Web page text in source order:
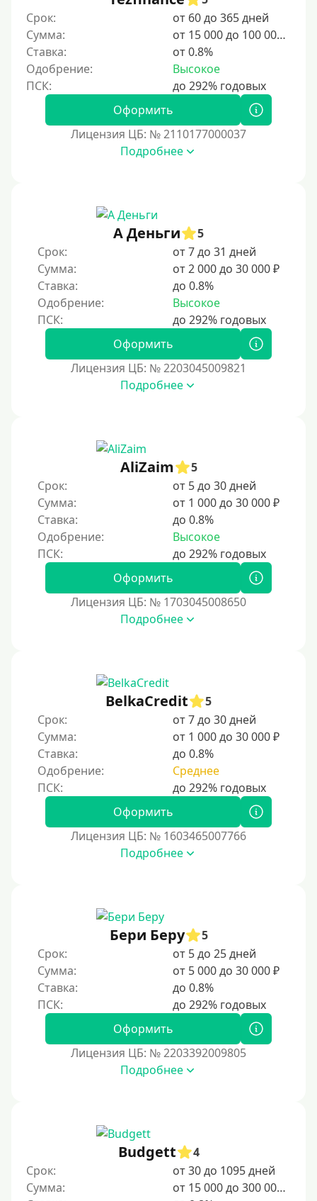
Срок:
от 60 до 365 дней
Сумма:
от 15 000 до 100 000 ₽
Ставка:
от 0.8%
Одобрение:
Высокое
Оформить
Лицензия ЦБ: № 2110177000037
Подробнее
А Деньги
5
Срок:
от 7 до 31 дней
Сумма:
от 2 000 до 30 000 ₽
Ставка:
до 0.8%
Одобрение:
Высокое
Оформить
Лицензия ЦБ: № 2203045009821
Подробнее
AliZaim
5
Срок:
от 5 до 30 дней
Сумма:
от 1 000 до 30 000 ₽
Ставка:
до 0.8%
Одобрение:
Высокое
Оформить
Лицензия ЦБ: № 1703045008650
Подробнее
BelkaCredit
5
Срок:
от 7 до 30 дней
Сумма:
от 1 000 до 30 000 ₽
Ставка:
до 0.8%
Одобрение:
Среднее
Оформить
Лицензия ЦБ: № 1603465007766
Подробнее
Бери Беру
5
Срок:
от 5 до 25 дней
Сумма:
от 5 000 до 30 000 ₽
Ставка:
до 0.8%
Оформить
Лицензия ЦБ: № 2203392009805
Подробнее
Budgett
4
Срок:
от 30 до 1095 дней
Сумма:
от 15 000 до 300 000 ₽